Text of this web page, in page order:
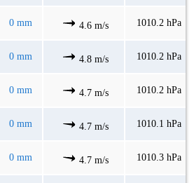
0 mm 4.6 m/s 1010.2 hPa
0 mm 4.8 m/s 1010.2 hPa
0 mm 4.7 m/s 1010.2 hPa
0 mm 4.7 m/s 1010.1 hPa
0 mm 4.7 m/s 1010.3 hPa